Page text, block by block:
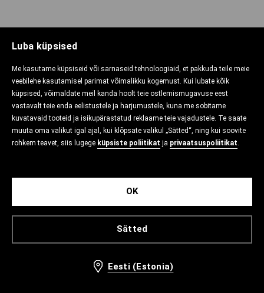
Luba küpsised
Me kasutame küpsiseid või sarnaseid tehnoloogiaid, et pakkuda teile meie
veebilehe kasutamisel parimat võimalikku kogemust. Kui lubate kõik
küpsised, võimaldate meil kanda hoolt teie ostlemismugavuse eest
vastavalt teie enda eelistustele ja harjumustele, kuna me sobitame
kuvatavaid tooteid ja isikupärastatud reklaame teie vajadustele. Te saate
muuta oma valikut igal ajal, kui klõpsate valikul „Sätted“, ning kui soovite
rohkem teavet, siis lugege küpsiste poliitikat ja privaatsuspoliitikat.
Sätted
OK
Eesti (Estonia)